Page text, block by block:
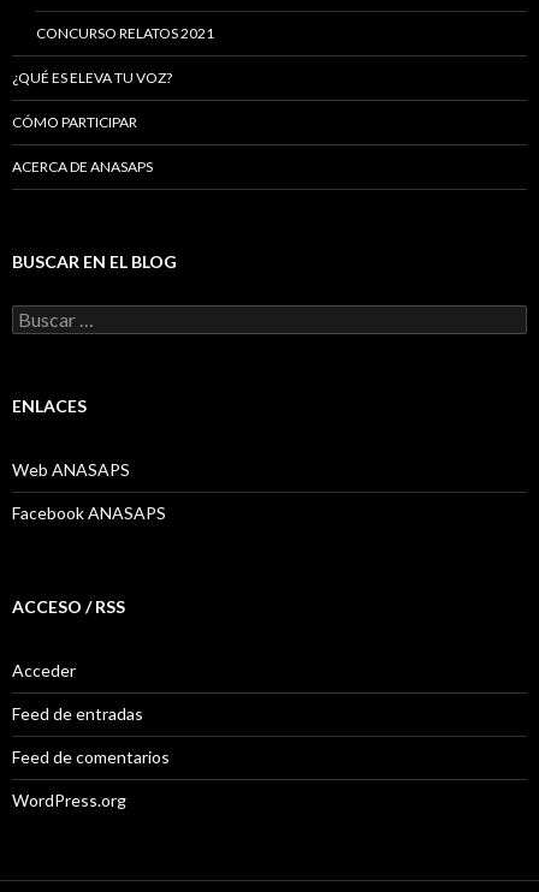
CONCURSO RELATOS 2021
¿QUÉ ES ELEVA TU VOZ?
CÓMO PARTICIPAR
ACERCA DE ANASAPS
BUSCAR EN EL BLOG
Buscar:
ENLACES
Web ANASAPS
Facebook ANASAPS
ACCESO / RSS
Acceder
Feed de entradas
Feed de comentarios
WordPress.org